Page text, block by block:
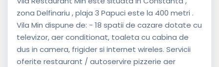
zona Delfinariu , plaja 3 Papuci este la 400 metri .
Vila Min dispune de: - 18 spatii de cazare dotate cu
televizor, aer conditionat, toaleta cu cabina de
dus in camera, frigider si internet wireles. Servicii
oferite restaurant / autoservire pizzerie aer